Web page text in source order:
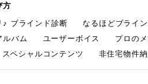
方
♪ ブラインド診断
なるほどブライン
ルバム
ユーザーボイス プロの
スペシャルコンテンツ 非住宅物件